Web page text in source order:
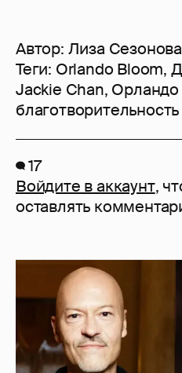
Автор: Лиза Сезонова
Теги: Orlando Bloom,
Jackie Chan,
благотворительность
17
Войдите в аккаунт,
оставлять